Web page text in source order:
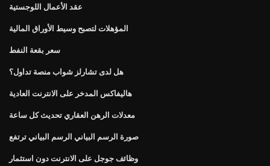
عقد الأعمال اللوجستية
المؤهلات لتصبح وسيط الأوراق المالية
سعر بقعة النفط
هل لدى تشارلز شواب منصة تداول؟
هاليفاكس المدخر على الانترنت العادية
معدلات الرهن العقاري تحديث كل ساعة
صورة الرسم البياني الرسم البياني ترتفع
وظائف جوجل على الانترنت دون استثمار